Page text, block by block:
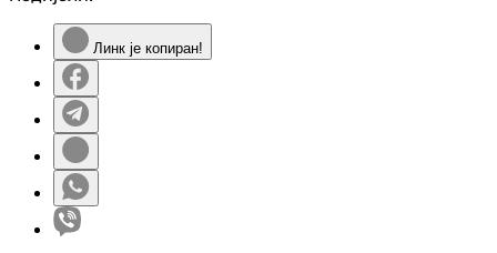
Линк је копиран!